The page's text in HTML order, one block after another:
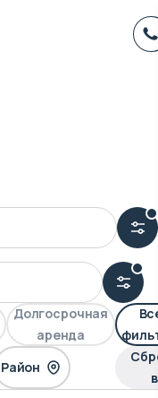
Район
Долгосрочная
аренда